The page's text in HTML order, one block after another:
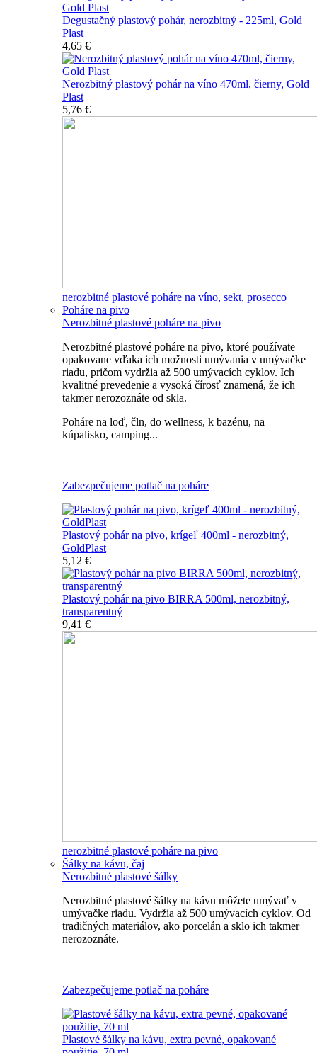
Degustačný plastový pohár, nerozbitný - 225ml, Gold
Plast
4,65 €
Nerozbitný plastový pohár na víno 470ml, čierny, Gold
Plast
5,76 €
nerozbitné plastové poháre na víno, sekt, prosecco
Poháre na pivo
Nerozbitné plastové poháre na pivo
Nerozbitné plastové poháre na pivo, ktoré používate
opakovane vďaka ich možnosti umývania v umývačke
riadu, pričom vydržia až 500 umývacích cyklov. Ich
kvalitné prevedenie a vysoká čírosť znamená, že ich
takmer nerozoznáte od skla.
Poháre na loď, čln, do wellness, k bazénu, na
kúpalisko, camping...
Zabezpečujeme potlač na poháre
Plastový pohár na pivo, krígeľ 400ml - nerozbitný,
GoldPlast
5,12 €
Plastový pohár na pivo BIRRA 500ml, nerozbitný,
transparentný
9,41 €
nerozbitné plastové poháre na pivo
Šálky na kávu, čaj
Nerozbitné plastové šálky
Nerozbitné plastové šálky na kávu môžete umývať v
umývačke riadu. Vydržia až 500 umývacích cyklov. Od
tradičných materiálov, ako porcelán a sklo ich takmer
nerozoznáte.
Zabezpečujeme potlač na poháre
Plastové šálky na kávu, extra pevné, opakované